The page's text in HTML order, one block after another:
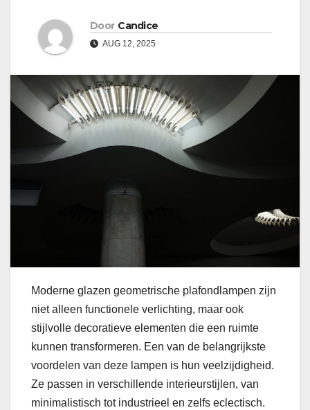
Door Candice
AUG 12, 2025
Moderne glazen geometrische plafondlampen zijn
niet alleen functionele verlichting, maar ook
stijlvolle decoratieve elementen die een ruimte
kunnen transformeren. Een van de belangrijkste
voordelen van deze lampen is hun veelzijdigheid.
Ze passen in verschillende interieurstijlen, van
minimalistisch tot industrieel en zelfs eclectisch.